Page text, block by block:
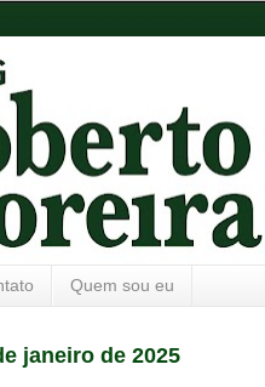
Quem sou eu
janeiro de 2025